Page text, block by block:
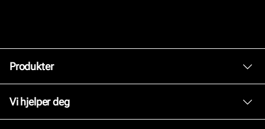
Produkter
Vi hjelper deg